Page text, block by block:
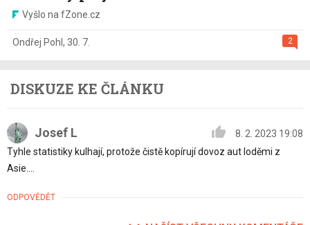
Vyšlo na fZone.cz
2
Ondřej Pohl , 30. 7.
DISKUZE KE ČLÁNKU
Josef L
8. 2. 2023 19:08
Tyhle statistiky kulhají, protože čistě kopírují dovoz aut loděmi z
Asie....
ODPOVĚDĚT